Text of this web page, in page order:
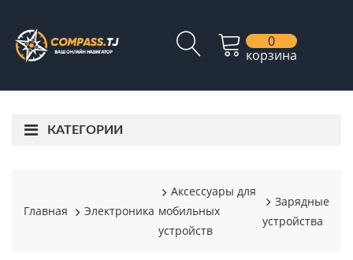
0
корзина
КАТЕГОРИИ
Главная Электроника
Аксессуары для
мобильных
устройств
Зарядные
устройства